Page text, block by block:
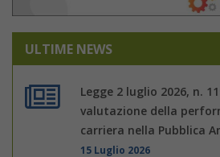
ULTIME NEWS
Legge 2 luglio 2026, n.
valutazione della
carriera nella Pubblica
15 Luglio 2026